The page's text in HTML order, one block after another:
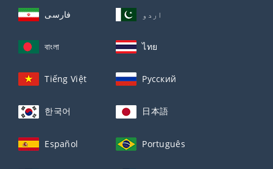
فارسی اردو
বাংলা ไทย
Tiếng Việt Русский
한국어 日本語
Español Português